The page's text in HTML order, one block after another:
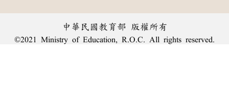
中華民國教育部 版權所有
©2021 Ministry of Education, R.O.C. All rights reserved.